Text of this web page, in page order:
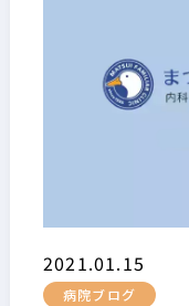
2021.01.15
病院ブログ